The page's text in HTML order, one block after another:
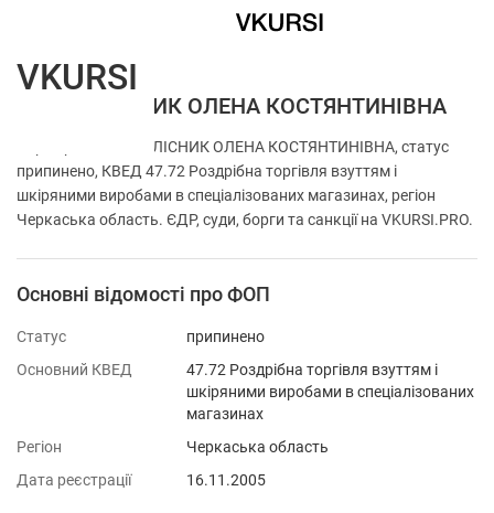
ФОП КОЛІСНИК ОЛЕНА КОСТЯНТИНІВНА
Перевірка ФОП КОЛІСНИК ОЛЕНА КОСТЯНТИНІВНА, статус
припинено, КВЕД 47.72 Роздрібна торгівля взуттям і
шкіряними виробами в спеціалізованих магазинах, регіон
Черкаська область. ЄДР, суди, борги та санкції на VKURSI.PRO.
Основні відомості про ФОП
Статус
припинено
Основний КВЕД
47.72 Роздрібна торгівля взуттям і
шкіряними виробами в спеціалізованих
магазинах
Регіон
Черкаська область
Дата реєстрації
16.11.2005
VKURSI